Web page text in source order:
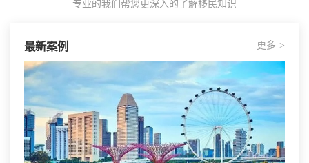
专业的我们帮您更深入的了解移民知识
最新案例 更多 >